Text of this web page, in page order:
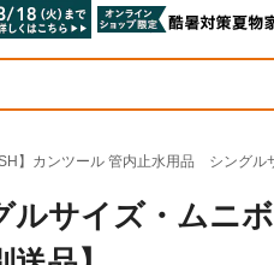
】カンツール 管内止水用品 シング
ルサイズ・ムニ